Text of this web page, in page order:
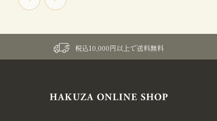
税込10,000円以上で送料無料